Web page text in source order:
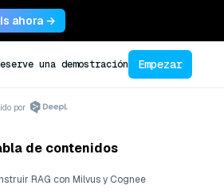
ahora →
una demostración Empezar
por
de contenidos
RAG con Milvus y Cognee